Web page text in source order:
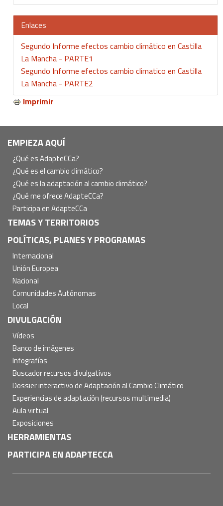
Enlaces
Segundo Informe efectos cambio climático en Castilla
La Mancha - PARTE1
Segundo Informe efectos cambio climatico en Castilla
La Mancha - PARTE2
Imprimir
Navegación
principal
EMPIEZA AQUÍ
¿Qué es AdapteCCa?
¿Qué es el cambio climático?
¿Qué es la adaptación al cambio climático?
¿Qué me ofrece AdapteCCa?
Participa en AdapteCCa
TEMAS Y TERRITORIOS
POLÍTICAS, PLANES Y PROGRAMAS
Internacional
Unión Europea
Nacional
Comunidades Autónomas
Local
DIVULGACIÓN
Vídeos
Banco de imágenes
Infografías
Buscador recursos divulgativos
Dossier interactivo de Adaptación al Cambio Climático
Experiencias de adaptación (recursos multimedia)
Aula virtual
Exposiciones
HERRAMIENTAS
PARTICIPA EN ADAPTECCA